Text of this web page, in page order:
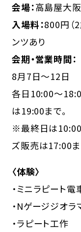
会場：高島屋大
入場料：800円（
ンツあり
会期・営業時間：
8月7日～12日
各日10:00～
は19:00まで。
※最終日は10:00
ズ販売は17:00ま
〈体験〉
・ミニラピート
・Nゲージジオ
・ラピート工作